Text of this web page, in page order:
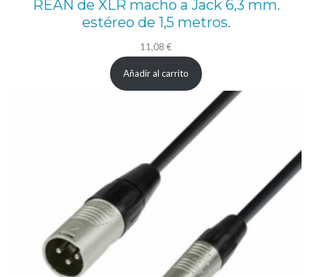
REAN de XLR macho a Jack 6,3 mm.
estéreo de 1,5 metros.
11,08 €
Añadir al carrito